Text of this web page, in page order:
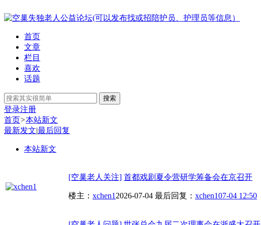
首页
文章
栏目
喜欢
话题
搜索
登录注册
首页>本站新文
最新发文|最后回复
本站新文
[空巢老人关注] 首都戏剧夏令营研学筹备会在京召开
楼主： xchen1 2026-07-04 最后回复： xchen107-04 12:50